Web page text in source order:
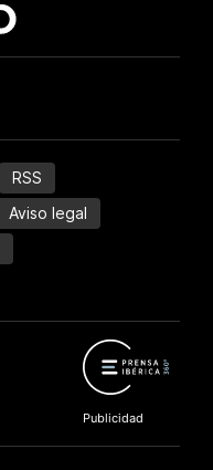
RSS
Aviso legal